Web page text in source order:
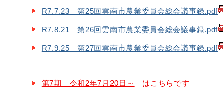
R7.7.23 第25回雲南市農業委員会総会議事録.pdf
R7.8.21 第26回雲南市農業委員会総会議事録.pdf
R7.9.25 第27回雲南市農業委員会総会議事録.pdf
第7期 令和2年7月20日～ はこちらです